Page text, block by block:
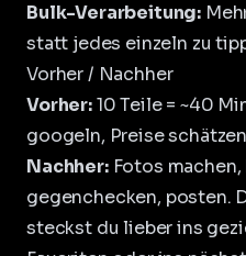
Bulk-Verarbeitung:
statt jedes einzeln zu
Vorher / Nachher
Vorher:10 Teile = ~40
googeln, Preise
Nachher:Fotos machen,
gegenchecken, posten.
steckst du lieber ins